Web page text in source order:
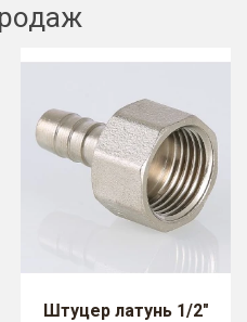
Штуцер латунь 1/2"